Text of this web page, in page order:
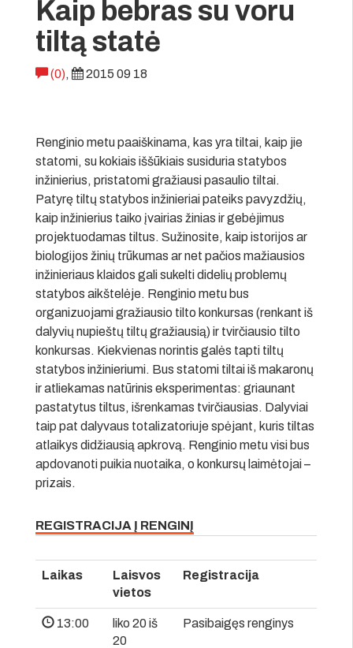
Kaip bebras su voru
tiltą statė
(0), 2015 09 18
Renginio metu paaiškinama, kas yra tiltai, kaip jie
statomi, su kokiais iššūkiais susiduria statybos
inžinierius, pristatomi gražiausi pasaulio tiltai.
Patyrę tiltų statybos inžinieriai pateiks pavyzdžių,
kaip inžinierius taiko įvairias žinias ir gebėjimus
projektuodamas tiltus. Sužinosite, kaip istorijos ar
biologijos žinių trūkumas ar net pačios mažiausios
inžinieriaus klaidos gali sukelti didelių problemų
statybos aikštelėje. Renginio metu bus
organizuojami gražiausio tilto konkursas (renkant iš
dalyvių nupieštų tiltų gražiausią) ir tvirčiausio tilto
konkursas. Kiekvienas norintis galės tapti tiltų
statybos inžinieriumi. Bus statomi tiltai iš makaronų
ir atliekamas natūrinis eksperimentas: griaunant
pastatytus tiltus, išrenkamas tvirčiausias. Dalyviai
taip pat dalyvaus totalizatoriuje spėjant, kuris tiltas
atlaikys didžiausią apkrovą. Renginio metu visi bus
apdovanoti puikia nuotaika, o konkursų laimėtojai –
prizais.
REGISTRACIJA Į RENGINĮ
Laikas
Laisvos
vietos
Registracija
13:00
liko 20 iš
20
Pasibaigęs renginys